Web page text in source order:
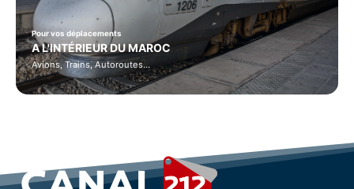
Pour vos déplacements
A L'INTÉRIEUR DU MAROC
Avions, Trains, Autoroutes…